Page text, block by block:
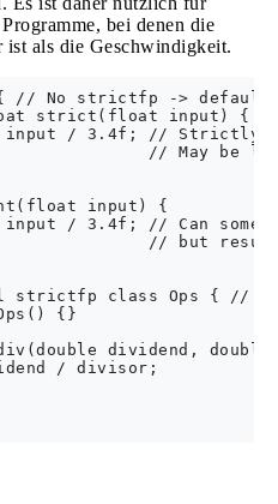
bei denen die
als die Geschwindigkeit.
// No strictfp -> default
strict(float input) {
/ 3.4f; // Strictly
// May be
input) {
/ 3.4f; // Can
// but
strictfp class Ops { //
{}
dividend,
/ divisor;